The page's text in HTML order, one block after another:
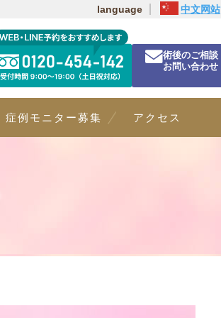
language 中文网站
術後のご相談
お問い合わせ
症例モニター募集 アクセス